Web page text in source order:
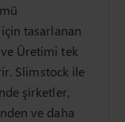
tasarlanan
Üretimi tek
Slimstock ile
şirketler,
ve daha